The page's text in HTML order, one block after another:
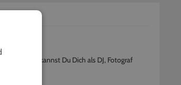
Gerne kannst Du Dich als DJ, Fotograf